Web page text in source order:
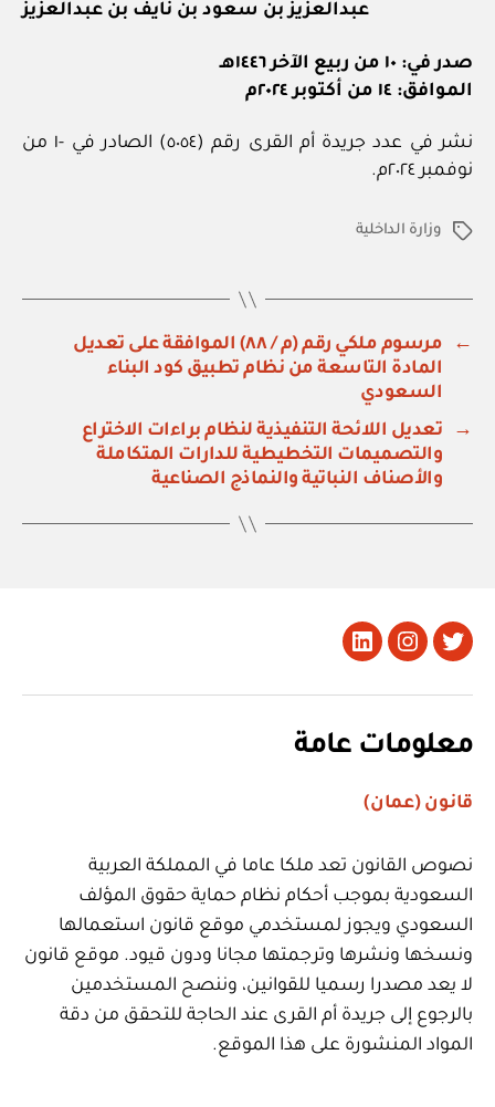
عبدالعزيز بن سعود بن نايف بن عبدالعزيز
صدر في: ١٠ من ربيع الآخر ١٤٤٦هـ
الموافق: ١٤ من أكتوبر ٢٠٢٤م
نشر في عدد جريدة أم القرى رقم (٥٠٥٤) الصادر في -١ من
نوفمبر ٢٠٢٤م.
الوسوموزارة الداخلية
←
مرسوم ملكي رقم (م / ٨٨) الموافقة على تعديل
المادة التاسعة من نظام تطبيق كود البناء
السعودي
→
تعديل اللائحة التنفيذية لنظام براءات الاختراع
والتصميمات التخطيطية للدارات المتكاملة
والأصناف النباتية والنماذج الصناعية
تويتر Instagram
LinkedIn
معلومات عامة
قانون (عمان)
نصوص القانون تعد ملكا عاما في المملكة العربية
السعودية بموجب أحكام نظام حماية حقوق المؤلف
السعودي ويجوز لمستخدمي موقع قانون استعمالها
ونسخها ونشرها وترجمتها مجانا ودون قيود. موقع قانون
لا يعد مصدرا رسميا للقوانين، وننصح المستخدمين
بالرجوع إلى جريدة أم القرى عند الحاجة للتحقق من دقة
المواد المنشورة على هذا الموقع.